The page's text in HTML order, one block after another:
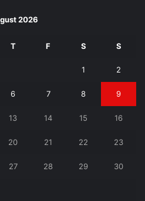
2026
T F S S
1 2
6 7 8 9
13 14 15 16
20 21 22 23
27 28 29 30